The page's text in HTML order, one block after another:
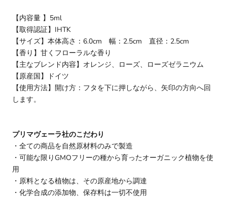
【内容量 】5ml
【取得認証】IHTK
【サイズ】本体高さ：6.0cm 幅：2.5cm 直径：2.5cm
【香り】 甘くフローラルな香り
【主なブレンド内容】 オレンジ、ローズ、ローズゼラニウム
【原産国】ドイツ
【使用方法】開け方：フタを下に押しながら、矢印の方向へ回
します。
プリマヴェーラ社のこだわり
・全ての商品を自然原材料のみで製造
・可能な限りGMOフリーの種から育ったオーガニック植物を使
用
・原料となる植物は、その原産地から調達
・化学合成の添加物、保存料は一切不使用